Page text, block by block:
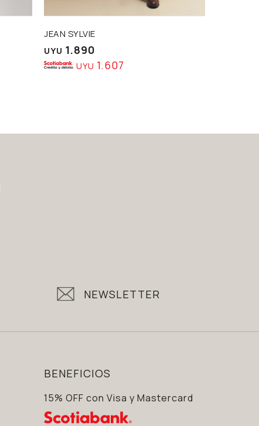
JEAN SYLVIE
UYU 1.890
UYU 1.607
NEWSLETTER
BENEFICIOS
15% OFF con Visa y Mastercard